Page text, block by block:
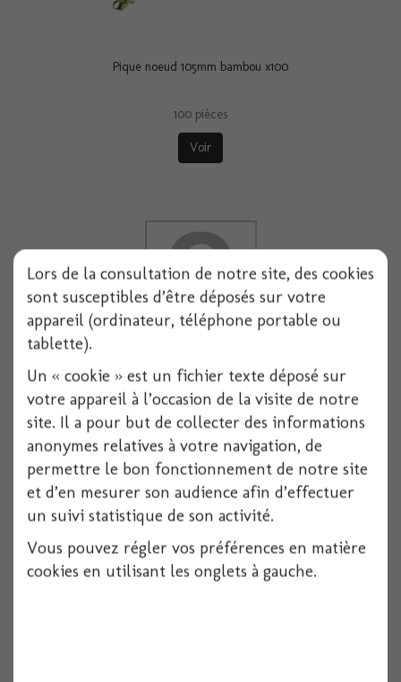
Pique noeud 105mm bambou x100
100 pièces
Voir
Voir
Lors de la consultation de notre site, des cookies
sont susceptibles d’être déposés sur votre
appareil (ordinateur, téléphone portable ou
tablette).
Un « cookie » est un fichier texte déposé sur
votre appareil à l’occasion de la visite de notre
site. Il a pour but de collecter des informations
anonymes relatives à votre navigation, de
permettre le bon fonctionnement de notre site
et d’en mesurer son audience afin d’effectuer
un suivi statistique de son activité.
Vous pouvez régler vos préférences en matière
cookies en utilisant les onglets à gauche.